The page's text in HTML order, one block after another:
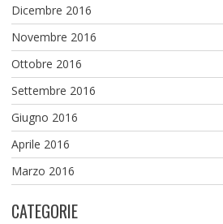
Dicembre 2016
Novembre 2016
Ottobre 2016
Settembre 2016
Giugno 2016
Aprile 2016
Marzo 2016
CATEGORIE